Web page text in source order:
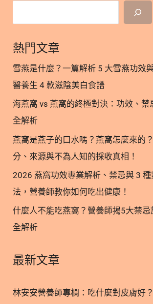
充？ 3.1. 富含膽鹼的食物來源 3.2. 膽
類 4. 孕期補對膽鹼很重要！ 5. 關於膽
鹼（Choline）是一種必須營養素。雖
可以自行合成，但合成量不足以應付
腦發育及神經傳導至關重要，尤其是
乳期、大腦發育、肝臟代謝階段需求
據2016年一研究調查，超過九成孕婦
充(2)。也就是說最需要補充膽鹼的特
量缺乏狀況卻非常嚴重，且台灣普遍
觀念，甚至未有台灣相關攝取量的報
得不慎！ 2. 膽鹼的三大功能：懷孕與
細胞膜結構-磷脂醯膽鹼（
的主要原料，有助於細胞膜完整性。
當重要(3)。 2.2. 膽鹼｜與長期腦部發
等大腦調節功能。不少相關研究已經
育
關
鍵
營
養
熱門文章
雪燕是什麼？一篇解析 5 大雪燕功效
醫養生 4 款滋陰美白食譜
海燕窩 vs 燕窩的終極對決：功效、禁
全解析
燕窩是燕子的口水嗎？燕窩怎麼來的
分、來源與不為人知的採收真相！
2026 燕窩功效專業解析、禁忌與 3
法，營養師教你如何吃出健康！
什麼人不能吃燕窩？營養師揭5大禁忌
全解析
最新文章
林安安營養師專欄：吃什麼對皮膚好